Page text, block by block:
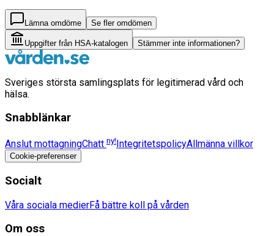
Lämna omdöme Se fler omdömen
Uppgifter från HSA-katalogen Stämmer inte informationen?
Sveriges största samlingsplats för legitimerad vård och
hälsa.
Snabblänkar
Anslut mottagningChatt ny! IntegritetspolicyAllmänna villkor
Cookie-preferenser
Socialt
Våra sociala medierFå bättre koll på vården
Om oss